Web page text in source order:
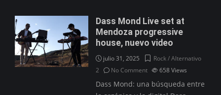
Dass Mond Live set at
Mendoza progressive
house, nuevo video
julio 31, 2025
Rock / Alternativo
2
No Comment 658Views
Dass Mond: una búsqueda entre